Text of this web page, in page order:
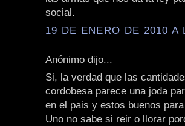
social.
19 DE ENERO DE 2010 A
Anónimo dijo...
Si, la verdad que las
cordobesa parece una joda
en el pais y estos buenos
Uno no sabe si reir o llorar